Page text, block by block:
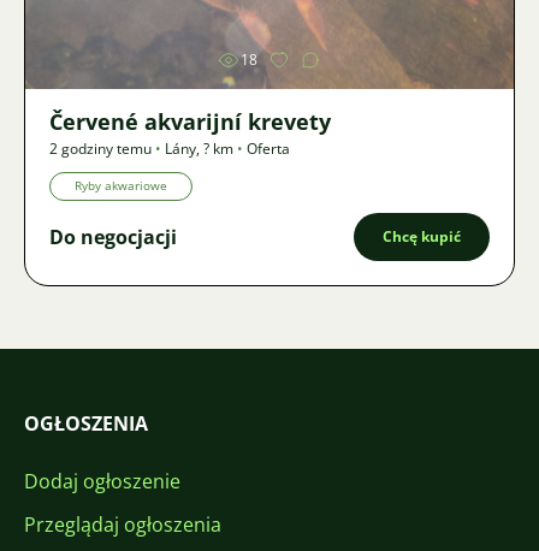
18
Červené akvarijní krevety
2 godziny temu • Lány,? km • Oferta
Ryby akwariowe
Do negocjacji Chcę kupić
OGŁOSZENIA
Dodaj ogłoszenie
Przeglądaj ogłoszenia